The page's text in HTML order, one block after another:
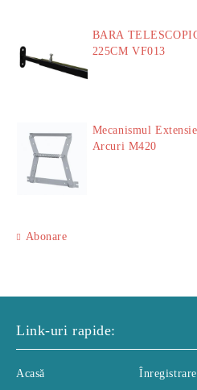
BARA TELESCOPICA
225CM VF013
Mecanismul Extensie Z cu
Arcuri M420
Abonare
Link-uri rapide:
Acasă Înregistrare